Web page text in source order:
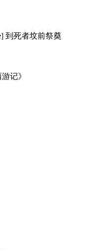
到死者坟前祭奠
记》